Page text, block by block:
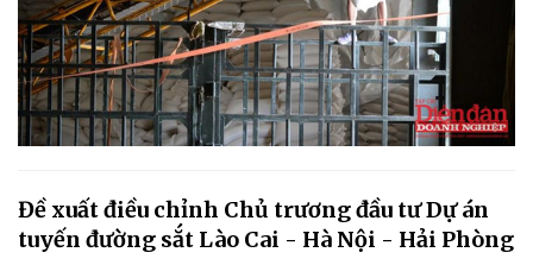
Đề xuất điều chỉnh Chủ trương đầu tư Dự án
tuyến đường sắt Lào Cai - Hà Nội - Hải Phòng